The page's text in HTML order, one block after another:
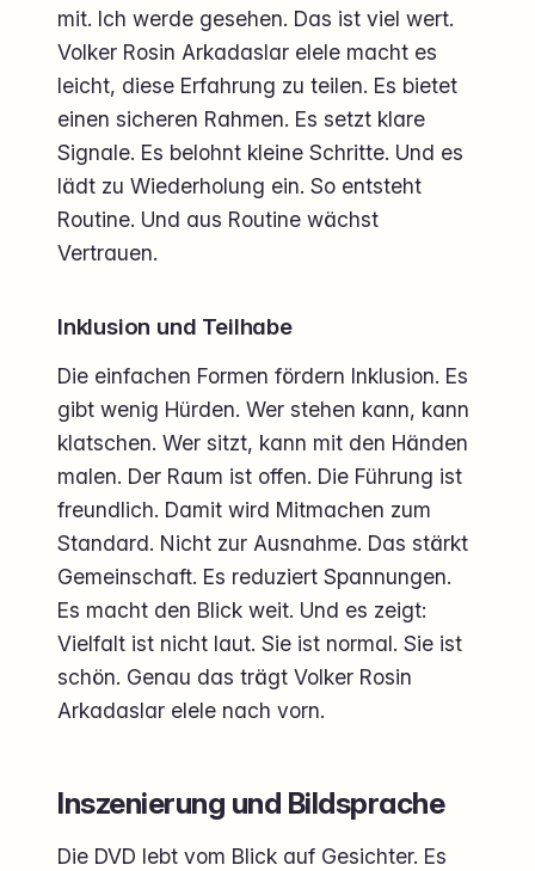
mit. Ich werde gesehen. Das ist viel wert.
Volker Rosin Arkadaslar elele macht es
leicht, diese Erfahrung zu teilen. Es bietet
einen sicheren Rahmen. Es setzt klare
Signale. Es belohnt kleine Schritte. Und es
lädt zu Wiederholung ein. So entsteht
Routine. Und aus Routine wächst
Vertrauen.
Inklusion und Teilhabe
Die einfachen Formen fördern Inklusion. Es
gibt wenig Hürden. Wer stehen kann, kann
klatschen. Wer sitzt, kann mit den Händen
malen. Der Raum ist offen. Die Führung ist
freundlich. Damit wird Mitmachen zum
Standard. Nicht zur Ausnahme. Das stärkt
Gemeinschaft. Es reduziert Spannungen.
Es macht den Blick weit. Und es zeigt:
Vielfalt ist nicht laut. Sie ist normal. Sie ist
schön. Genau das trägt Volker Rosin
Arkadaslar elele nach vorn.
Inszenierung und Bildsprache
Die DVD lebt vom Blick auf Gesichter. Es